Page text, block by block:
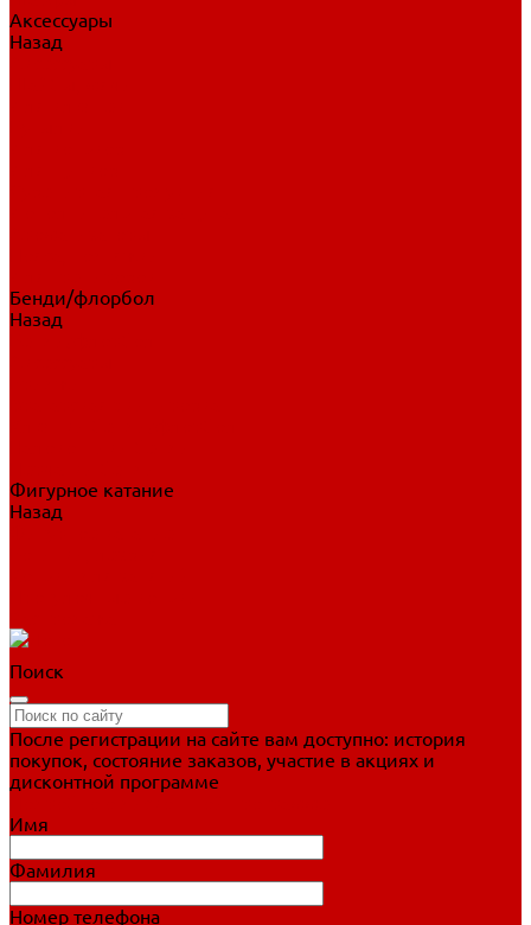
Аксессуары
Назад
Бенди/флорбол
Назад
Фигурное катание
Назад
Поиск
После регистрации на сайте вам доступно: история
покупок, состояние заказов, участие в акциях и
дисконтной программе
Имя
Фамилия
Номер телефона